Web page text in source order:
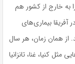
را به خارج از کشور هم
سفرم به کنیا در سال ۲۰۰۸ بود. در آفریقا بیماری‌های
از همان زمان، هر سال
کنیا، غنا، تانزانیا